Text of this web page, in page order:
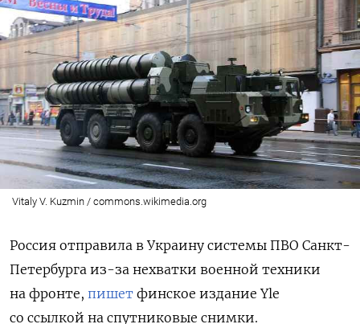
Vitaly V. Kuzmin / commons.wikimedia.org
Россия отправила в Украину системы ПВО Санкт-
Петербурга из-за нехватки военной техники
на фронте, пишет финское издание Yle
со ссылкой на спутниковые снимки.